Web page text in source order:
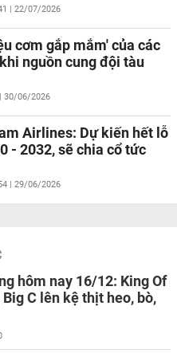
| 22/07/2026
cơm gắp mắm' của các
nguồn cung đội tàu
30/06/2026
Airlines: Dự kiến hết lỗ
- 2032, sẽ chia cổ tức
| 29/06/2026
hôm nay 16/12: King Of
C lên kệ thịt heo, bò,